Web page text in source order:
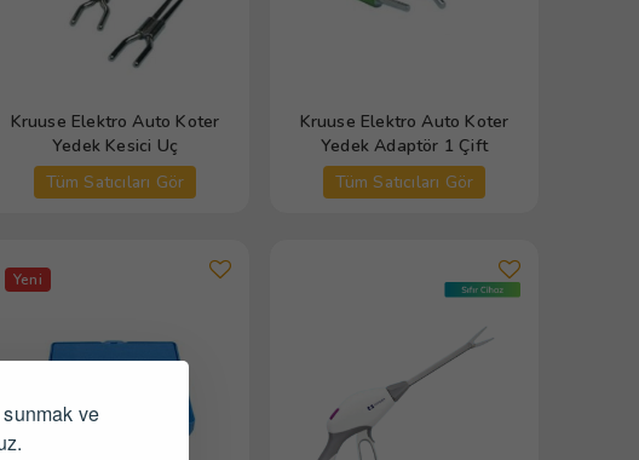
ve
Kruuse Elektro Auto Koter
Yedek Kesici Uç
Tüm Satıcıları Gör
Kruuse Elektro Auto Koter
Yedek Adaptör 1 Çift
Tüm Satıcıları Gör
Yeni